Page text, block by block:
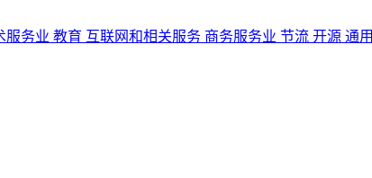
服务业 教育 互联网和相关服务 商务服务业 节流 开源 通用